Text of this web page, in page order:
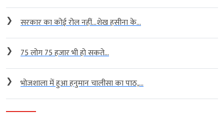
❯ सरकार का कोई रोल नहीं…शेख हसीना के...
❯ 75 लोग 75 हजार भी हो सकते...
❯ भोजशाला में हुआ हनुमान चालीसा का पाठ,...